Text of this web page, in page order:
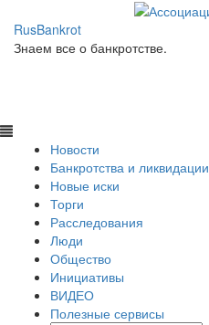
RusBankrot
Знаем все о банкротстве.
Новости
Банкротства и ликвидации
Новые иски
Торги
Расследования
Люди
Общество
Инициативы
ВИДЕО
Полезные сервисы